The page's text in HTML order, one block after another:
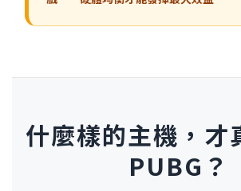
什麼樣的主機，才
PUBG？